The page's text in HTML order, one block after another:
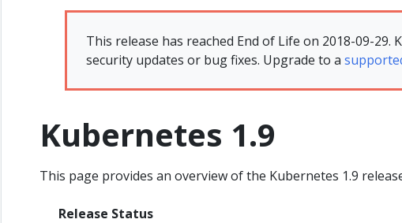
This release has reached End of Life on 2018-09-29.
security updates or bug fixes. Upgrade to a
Kubernetes 1.9
This page provides an overview of the Kubernetes 1.9
Release Status